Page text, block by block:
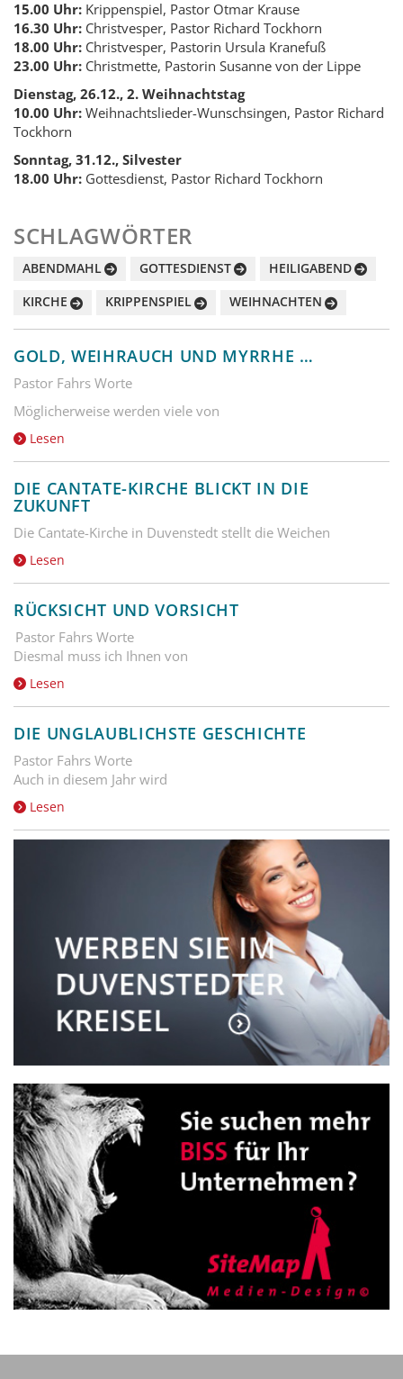
15.00 Uhr: Krippenspiel, Pastor Otmar Krause
16.30 Uhr: Christvesper, Pastor Richard Tockhorn
18.00 Uhr: Christvesper, Pastorin Ursula Kranefuß
23.00 Uhr: Christmette, Pastorin Susanne von der Lippe
Dienstag, 26.12., 2. Weihnachtstag
10.00 Uhr: Weihnachtslieder-Wunschsingen, Pastor Richard
Tockhorn
Sonntag, 31.12., Silvester
18.00 Uhr: Gottesdienst, Pastor Richard Tockhorn
SCHLAGWÖRTER
ABENDMAHL GOTTESDIENST
HEILIGABEND
KIRCHE
KRIPPENSPIEL WEIHNACHTEN
GOLD, WEIHRAUCH UND MYRRHE …
Pastor Fahrs Worte
Möglicherweise werden viele von
Lesen
DIE CANTATE-KIRCHE BLICKT IN DIE
ZUKUNFT
Die Cantate-Kirche in Duvenstedt stellt die Weichen
Lesen
RÜCKSICHT UND VORSICHT
Pastor Fahrs Worte
Diesmal muss ich Ihnen von
Lesen
DIE UNGLAUBLICHSTE GESCHICHTE
Pastor Fahrs Worte
Auch in diesem Jahr wird
Lesen